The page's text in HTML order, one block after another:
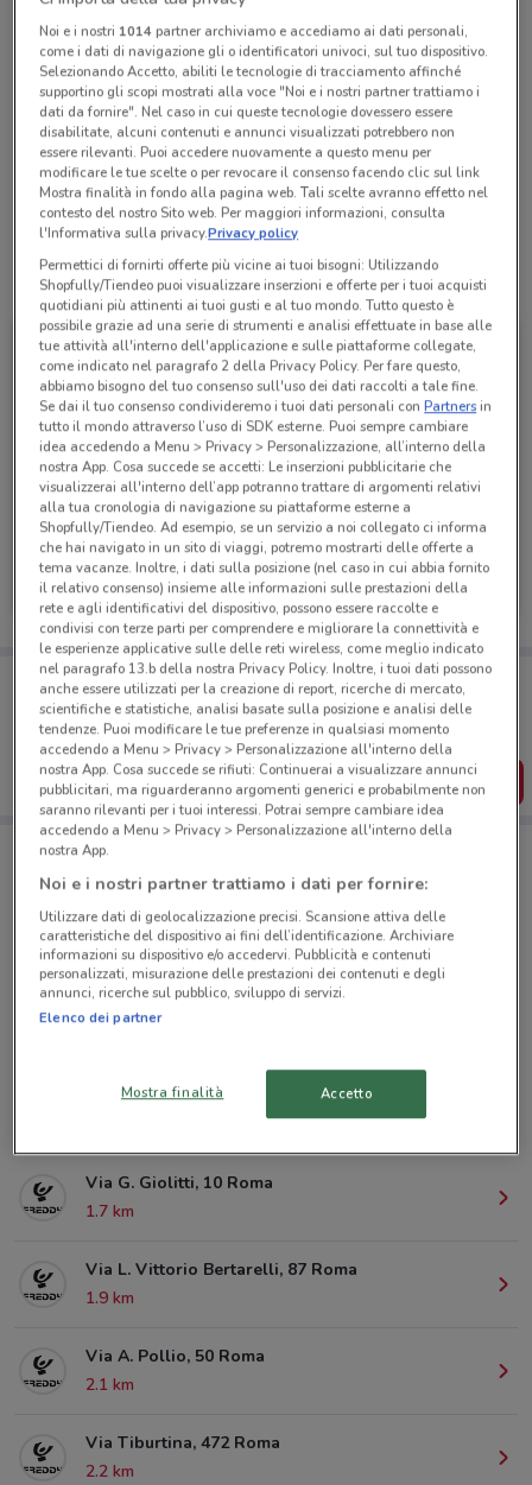
Chiama il negozio
Lunedì n.d.
Martedì n.d.
Mercoledì n.d.
Giovedì n.d.
Venerdì n.d.
Sabato n.d.
Domenica n.d.
00687236672
Whiskers S.R.L.
Tutte le promozioni di questo negozio
Freddy
Scade il 22/09
Porta DoveConviene sempre con te!
Puoi trovare le migliori offerte dei negozi vicino a te,
salvarle e creare la tua lista del risparmio, comodamente
dal tuo cellulare.
SCARICA L’APP
Negozi Freddy a Roma
Via G. B. Morgagni, 8-10 Roma
Via G. Giolitti, 10 Roma
1.7 km
Via L. Vittorio Bertarelli, 87 Roma
1.9 km
Via A. Pollio, 50 Roma
2.1 km
Via Tiburtina, 472 Roma
2.2 km
Noi e i nostri 1014partner archiviamo e accediamo ai dati personali,
come i dati di navigazione gli o identificatori univoci, sul tuo dispositivo.
Selezionando Accetto, abiliti le tecnologie di tracciamento affinché
supportino gli scopi mostrati alla voce "Noi e i nostri partner trattiamo i
dati da fornire". Nel caso in cui queste tecnologie dovessero essere
disabilitate, alcuni contenuti e annunci visualizzati potrebbero non
essere rilevanti. Puoi accedere nuovamente a questo menu per
modificare le tue scelte o per revocare il consenso facendo clic sul link
Mostra finalità in fondo alla pagina web. Tali scelte avranno effetto nel
contesto del nostro Sito web. Per maggiori informazioni, consulta
l'Informativa sulla privacy.Privacy policy
Permettici di fornirti offerte più vicine ai tuoi bisogni: Utilizzando
Shopfully/Tiendeo puoi visualizzare inserzioni e offerte per i tuoi acquisti
quotidiani più attinenti ai tuoi gusti e al tuo mondo. Tutto questo è
possibile grazie ad una serie di strumenti e analisi effettuate in base alle
tue attività all'interno dell'applicazione e sulle piattaforme collegate,
come indicato nel paragrafo 2 della Privacy Policy. Per fare questo,
abbiamo bisogno del tuo consenso sull'uso dei dati raccolti a tale fine.
Se dai il tuo consenso condivideremo i tuoi dati personali conPartnersin
tutto il mondo attraverso l’uso di SDK esterne. Puoi sempre cambiare
idea accedendo a Menu > Privacy > Personalizzazione, all’interno della
nostra App. Cosa succede se accetti: Le inserzioni pubblicitarie che
visualizzerai all'interno dell’app potranno trattare di argomenti relativi
alla tua cronologia di navigazione su piattaforme esterne a
Shopfully/Tiendeo. Ad esempio, se un servizio a noi collegato ci informa
che hai navigato in un sito di viaggi, potremo mostrarti delle offerte a
tema vacanze. Inoltre, i dati sulla posizione (nel caso in cui abbia fornito
il relativo consenso) insieme alle informazioni sulle prestazioni della
rete e agli identificativi del dispositivo, possono essere raccolte e
condivisi con terze parti per comprendere e migliorare la connettività e
le esperienze applicative sulle delle reti wireless, come meglio indicato
nel paragrafo 13.b della nostra Privacy Policy. Inoltre, i tuoi dati possono
anche essere utilizzati per la creazione di report, ricerche di mercato,
scientifiche e statistiche, analisi basate sulla posizione e analisi delle
tendenze. Puoi modificare le tue preferenze in qualsiasi momento
accedendo a Menu > Privacy > Personalizzazione all'interno della
nostra App. Cosa succede se rifiuti: Continuerai a visualizzare annunci
pubblicitari, ma riguarderanno argomenti generici e probabilmente non
saranno rilevanti per i tuoi interessi. Potrai sempre cambiare idea
accedendo a Menu > Privacy > Personalizzazione all'interno della
nostra App.
Noi e i nostri partner trattiamo i dati per fornire:
Utilizzare dati di geolocalizzazione precisi. Scansione attiva delle
caratteristiche del dispositivo ai fini dell’identificazione. Archiviare
informazioni su dispositivo e/o accedervi. Pubblicità e contenuti
personalizzati, misurazione delle prestazioni dei contenuti e degli
annunci, ricerche sul pubblico, sviluppo di servizi.
Elenco dei partner
Mostra finalità Accetto